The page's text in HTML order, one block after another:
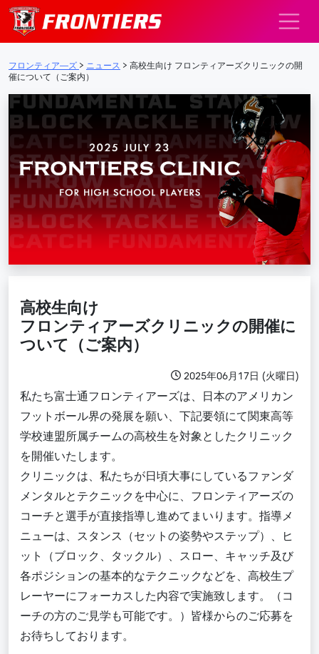
メインナビゲーション
フロンティア―ズ > ニュース > 高校生向け フロンティアーズクリニックの開
催について（ご案内）
高校生向け
フロンティアーズクリニックの開催に
ついて（ご案内）
2025年06月17日 (火曜日)
私たち富士通フロンティアーズは、日本のアメリカン
フットボール界の発展を願い、下記要領にて関東高等
学校連盟所属チームの高校生を対象としたクリニック
を開催いたします。
クリニックは、私たちが日頃大事にしているファンダ
メンタルとテクニックを中心に、フロンティアーズの
コーチと選手が直接指導し進めてまいります。指導メ
ニューは、スタンス（セットの姿勢やステップ）、ヒ
ット（ブロック、タックル）、スロー、キャッチ及び
各ポジションの基本的なテクニックなどを、高校生プ
レーヤーにフォーカスした内容で実施致します。（コ
ーチの方のご見学も可能です。）皆様からのご応募を
お待ちしております。